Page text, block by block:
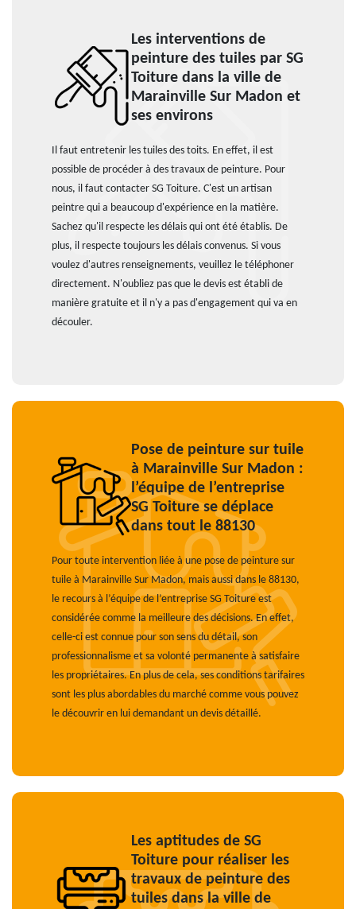
Les interventions de
peinture des tuiles par SG
Toiture dans la ville de
Marainville Sur Madon et
ses environs
Il faut entretenir les tuiles des toits. En effet, il est
possible de procéder à des travaux de peinture. Pour
nous, il faut contacter SG Toiture. C'est un artisan
peintre qui a beaucoup d'expérience en la matière.
Sachez qu'il respecte les délais qui ont été établis. De
plus, il respecte toujours les délais convenus. Si vous
voulez d'autres renseignements, veuillez le téléphoner
directement. N'oubliez pas que le devis est établi de
manière gratuite et il n'y a pas d'engagement qui va en
découler.
Pose de peinture sur tuile
à Marainville Sur Madon :
l’équipe de l’entreprise
SG Toiture se déplace
dans tout le 88130
Pour toute intervention liée à une pose de peinture sur
tuile à Marainville Sur Madon, mais aussi dans le 88130,
le recours à l’équipe de l’entreprise SG Toiture est
considérée comme la meilleure des décisions. En effet,
celle-ci est connue pour son sens du détail, son
professionnalisme et sa volonté permanente à satisfaire
les propriétaires. En plus de cela, ses conditions tarifaires
sont les plus abordables du marché comme vous pouvez
le découvrir en lui demandant un devis détaillé.
Les aptitudes de SG
Toiture pour réaliser les
travaux de peinture des
tuiles dans la ville de